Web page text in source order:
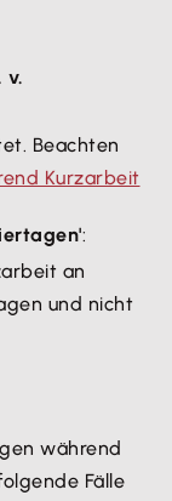
v.
Beachten
Kurzarbeit
:
an
und nicht
während
Fälle